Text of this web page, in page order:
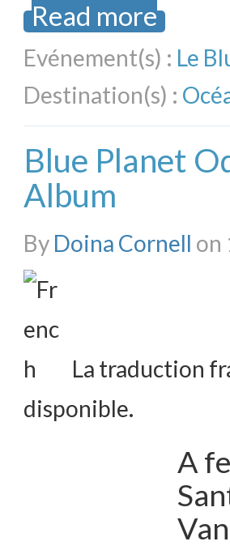
Read more
Evénement(s) : Le
Destination(s) :
Blue Planet
Album
By Doina Cornell on
La traduction
disponible.
A